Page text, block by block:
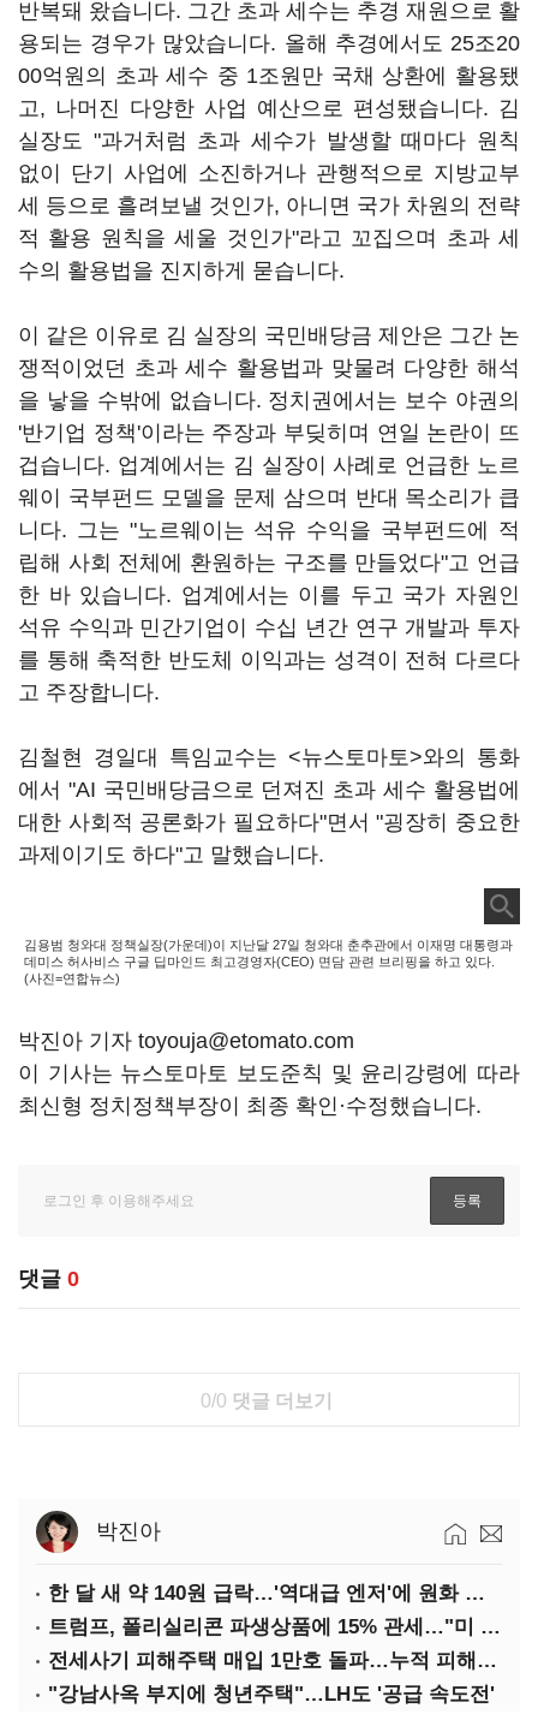
반복돼 왔습니다. 그간 초과 세수는 추경 재원으로 활
용되는 경우가 많았습니다. 올해 추경에서도 25조20
00억원의 초과 세수 중 1조원만 국채 상환에 활용됐
고, 나머진 다양한 사업 예산으로 편성됐습니다. 김
실장도 "과거처럼 초과 세수가 발생할 때마다 원칙
없이 단기 사업에 소진하거나 관행적으로 지방교부
세 등으로 흘려보낼 것인가, 아니면 국가 차원의 전략
적 활용 원칙을 세울 것인가"라고 꼬집으며 초과 세
수의 활용법을 진지하게 묻습니다.
이 같은 이유로 김 실장의 국민배당금 제안은 그간 논
쟁적이었던 초과 세수 활용법과 맞물려 다양한 해석
을 낳을 수밖에 없습니다. 정치권에서는 보수 야권의
'반기업 정책'이라는 주장과 부딪히며 연일 논란이 뜨
겁습니다. 업계에서는 김 실장이 사례로 언급한 노르
웨이 국부펀드 모델을 문제 삼으며 반대 목소리가 큽
니다. 그는 "노르웨이는 석유 수익을 국부펀드에 적
립해 사회 전체에 환원하는 구조를 만들었다"고 언급
한 바 있습니다. 업계에서는 이를 두고 국가 자원인
석유 수익과 민간기업이 수십 년간 연구 개발과 투자
를 통해 축적한 반도체 이익과는 성격이 전혀 다르다
고 주장합니다.
김철현 경일대 특임교수는 <뉴스토마토>와의 통화
에서 "AI 국민배당금으로 던져진 초과 세수 활용법에
대한 사회적 공론화가 필요하다"면서 "굉장히 중요한
과제이기도 하다"고 말했습니다.
김용범 청와대 정책실장(가운데)이 지난달 27일 청와대 춘추관에서 이재명 대통령과
데미스 허사비스 구글 딥마인드 최고경영자(CEO) 면담 관련 브리핑을 하고 있다.
(사진=연합뉴스)
박진아 기자 toyouja@etomato.com
이 기사는 뉴스토마토 보도준칙 및 윤리강령에 따라
최신형 정치정책부장이 최종 확인·수정했습니다.
댓글 0
0/0 댓글 더보기
박진아
한 달 새 약 140원 급락…'역대급 엔저'에 원화 변곡점
트럼프, 폴리실리콘 파생상품에 15% 관세…"미 산업 재건"
전세사기 피해주택 매입 1만호 돌파…누적 피해자 4만278명
"강남사옥 부지에 청년주택"…LH도 '공급 속도전'